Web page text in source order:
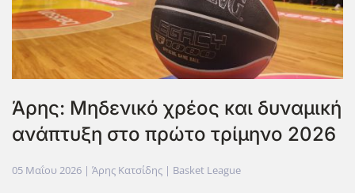
Άρης: Μηδενικό χρέος και δυναμική
ανάπτυξη στο πρώτο τρίμηνο 2026
05 Μαΐου 2026 | Άρης Κατσίδης | Basket League